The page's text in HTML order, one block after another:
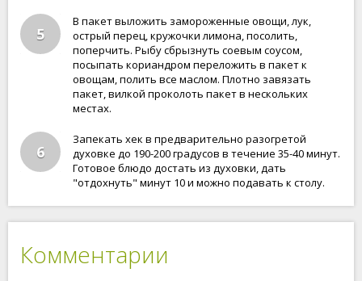
5
В пакет выложить замороженные овощи, лук,
острый перец, кружочки лимона, посолить,
поперчить. Рыбу сбрызнуть соевым соусом,
посыпать кориандром переложить в пакет к
овощам, полить все маслом. Плотно завязать
пакет, вилкой проколоть пакет в нескольких
местах.
6
Запекать хек в предварительно разогретой
духовке до 190-200 градусов в течение 35-40 минут.
Готовое блюдо достать из духовки, дать
"отдохнуть" минут 10 и можно подавать к столу.
Комментарии